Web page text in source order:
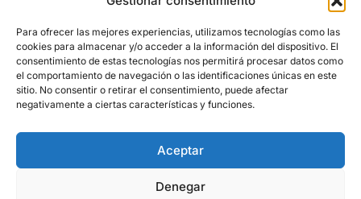
Para ofrecer las mejores experiencias, utilizamos tecnologías como las
cookies para almacenar y/o acceder a la información del dispositivo. El
consentimiento de estas tecnologías nos permitirá procesar datos como
el comportamiento de navegación o las identificaciones únicas en este
sitio. No consentir o retirar el consentimiento, puede afectar
negativamente a ciertas características y funciones.
Aceptar
Denegar
Inicio Quién soy Conferencias Entrevista Cursos
Contacto
Política de privacidad